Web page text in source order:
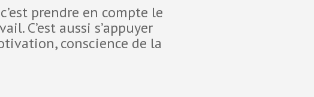
prendre en compte le
C’est aussi s’appuyer
conscience de la